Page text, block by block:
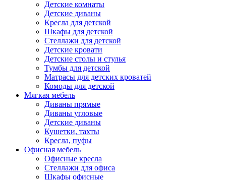
Детские комнаты
Детские диваны
Кресла для детской
Шкафы для детской
Стеллажи для детской
Детские кровати
Детские столы и стулья
Тумбы для детской
Матрасы для детских кроватей
Комоды для детской
Мягкая мебель
Диваны прямые
Диваны угловые
Детские диваны
Кушетки, тахты
Кресла, пуфы
Офисная мебель
Офисные кресла
Стеллажи для офиса
Шкафы офисные